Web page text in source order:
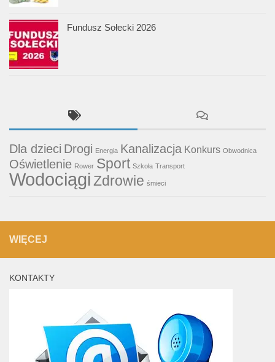
Fundusz Sołecki 2026
Dla dzieci Drogi Energia Kanalizacja Konkurs Obwodnica
Oświetlenie Rower Sport Szkoła Transport
WodociągiZdrowie śmieci
WIĘCEJ
KONTAKTY